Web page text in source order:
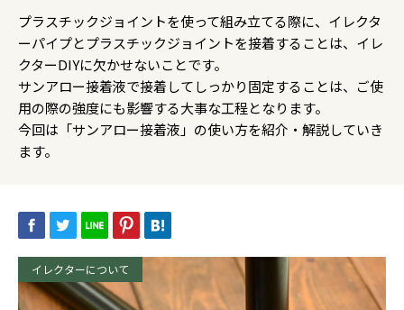
プラスチックジョイントを使って組み立てる際に、イレクタ
ーパイプとプラスチックジョイントを接着することは、イレ
クターDIYに欠かせないことです。
サンアロー接着液で接着してしっかり固定することは、ご使
用の際の強度にも影響する大事な工程となります。
今回は「サンアロー接着液」の使い方を紹介・解説していき
ます。
イレクターについて